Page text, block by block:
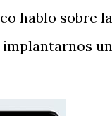
hablo sobre
implantarnos